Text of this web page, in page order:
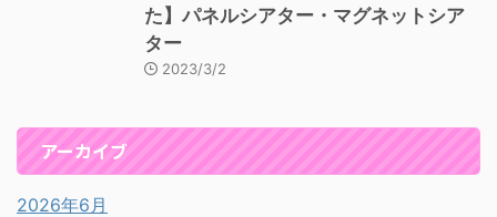
た】パネルシアター・マグネットシア
ター
2023/3/2
アーカイブ
2026年6月